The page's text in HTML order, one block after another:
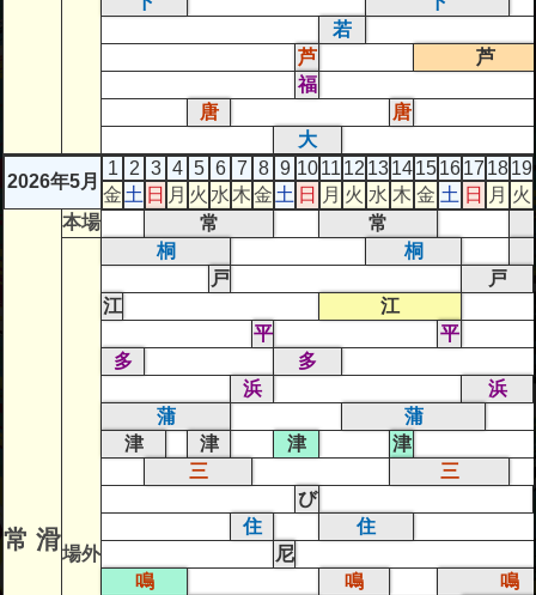
若
芦
芦
福
唐
唐
大
2026年5月
1 2 3 4 5 6 7 8 9 1011 12 1314151617 1819
金 土 日 月 火 水 木金 土 日 月 火 水 木 金 土 日 月 火
常 滑
本場 常 常
場外
桐
桐
戸
戸
江
江
平
平
多
多
浜
浜
蒲
蒲
津
津 津
津
三
三
び
住
住
尼
鳴
鳴
鳴